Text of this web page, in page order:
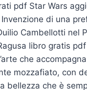
pdf Star Wars
di una
Cambellotti nel
libro gratis
che
mozzafiato, con
bellezza che è